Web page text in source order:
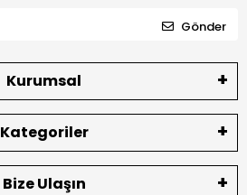
Gönder
Kurumsal
Kategoriler
Bize Ulaşın